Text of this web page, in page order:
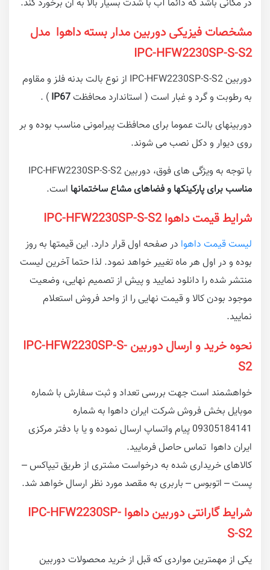
در مکانی باشد که دائما آب با شدت بسیار بالا به ان برخورد کند.
مشخصات فیزیکی دوربین مدار بسته داهوا مدل
IPC-HFW2230SP-S-S2
دوربین IPC-HFW2230SP-S-S2 از نوع بالت بدنه فلز و مقاوم
به رطوبت و گرد و غبار است ( استاندارد محافظت IP67
) .
دوربینهای بالت عموما برای محافظت پیرامونی مناسب بوده و بر
روی دیوار و دکل نصب می شوند.
با توجه به ویژگی های فوق، دوربین IPC-HFW2230SP-S-S2
مناسب برای پارکینکها و فضاهای مشاع ساختمانها است.
شرایط قیمت داهوا IPC-HFW2230SP-S-S2
لیست قیمت داهوا در صفحه اول قرار دارد. این قیمتها به روز
بوده و در اول هر ماه تغییر خواهد نمود. لذا حتما آخرین لیست
منتشر شده را دانلود نمایید و پیش از تصمیم نهایی، وضعیت
موجود بودن کالا و قیمت نهایی را از واحد فروش استعلام
نمایید.
نحوه خرید و ارسال دوربین IPC-HFW2230SP-S-
S2
خواهشمند است جهت بررسی تعداد و ثبت سفارش با شماره
موبایل بخش فروش شرکت ایران داهوا به شماره
09305184141 پیام واتساپ ارسال نموده و یا با دفتر مرکزی
ایران داهوا تماس حاصل فرمایید.
کالاهای خریداری شده به درخواست مشتری از طریق تیپاکس –
پست – اتوبوس – باربری به مقصد مورد نظر ارسال خواهد شد.
شرایط گارانتی دوربین داهوا IPC-HFW2230SP-
S-S2
یکی از مهمترین مواردی که قبل از خرید محصولات دوربین